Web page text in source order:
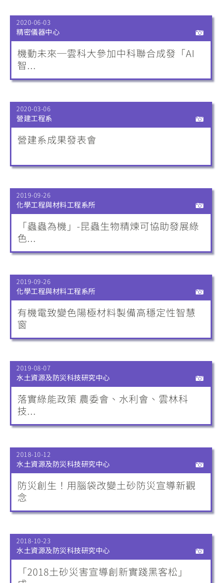
2020-06-03
精密儀器中心
機動未來─雲科大參加中科聯合成發「AI
智...
2020-03-06
營建工程系
營建系成果發表會
2019-09-26
化學工程與材料工程系所
「蟲蟲為機」-昆蟲生物精煉可協助發展綠
色...
2019-09-26
化學工程與材料工程系所
有機電致變色陽極材料製備高穩定性智慧
窗
2019-08-07
水土資源及防災科技研究中心
落實綠能政策 農委會、水利會、雲林科
技...
2018-10-12
水土資源及防災科技研究中心
防災創生！用腦袋改變土砂防災宣導新觀
念
2018-10-23
水土資源及防災科技研究中心
「2018土砂災害宣導創新實踐黑客松」